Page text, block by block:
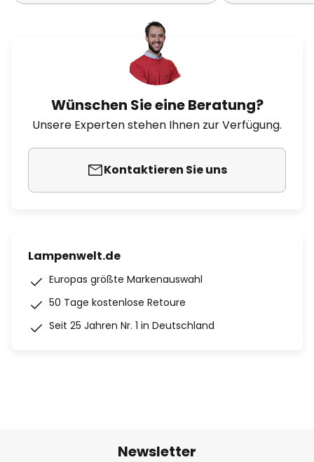
Wünschen Sie eine Beratung?
Unsere Experten stehen Ihnen zur Verfügung.
Kontaktieren Sie uns
Lampenwelt.de
Europas größte Markenauswahl
50 Tage kostenlose Retoure
Seit 25 Jahren Nr. 1 in Deutschland
Newsletter